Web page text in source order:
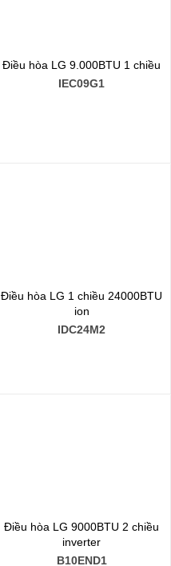
Điều hòa LG 9.000BTU 1 chiều
IEC09G1
Điều hòa LG 1 chiều 24000BTU
ion
IDC24M2
Điều hòa LG 9000BTU 2 chiều
inverter
B10END1